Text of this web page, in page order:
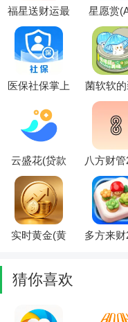
福星送财运最
新手机版
星愿赏
钱平
医保社保掌上
本
菌软软
手账(装
除游
云盛花(贷款
借钱平台)
八方财
官方最新
实时黄金(黄
多方来财
猜你喜欢